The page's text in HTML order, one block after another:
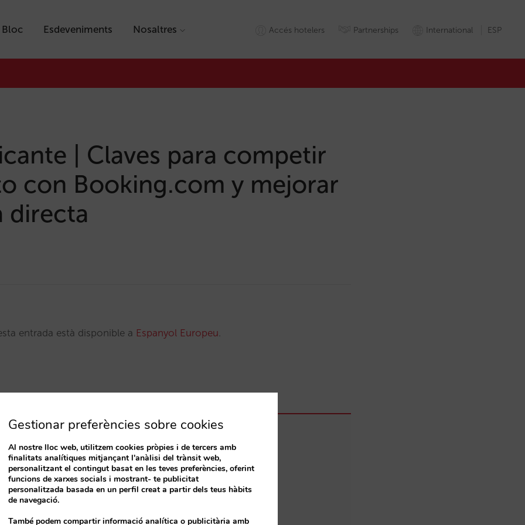
Bloc Esdeveniments Nosaltres Accés hotelers Partnerships International ESP
| Claves para competir
con Booking.com y mejorar
directa
entrada està disponible a Espanyol Europeu.
25 de April de 2023
09:30 a 12:30
Jaume Mas i Porcel 4 Alicante 03005 Spain
Gestionar preferències sobre cookies
Al nostre lloc web, utilitzem cookies pròpies i de tercers amb
finalitats analítiques mitjançant l'anàlisi del trànsit web,
personalitzant el contingut basat en les teves preferències, oferint
funcions de xarxes socials i mostrant- te publicitat
personalitzada basada en un perfil creat a partir dels teus hàbits
de navegació.
També podem compartir informació analítica o publicitària amb